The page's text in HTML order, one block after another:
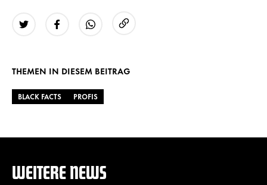
THEMEN IN DIESEM BEITRAG
BLACK FACTS PROFIS
WEITERE NEWS